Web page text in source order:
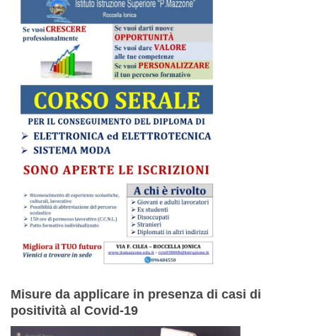
Misure da applicare in presenza di casi di
positività al Covid-19